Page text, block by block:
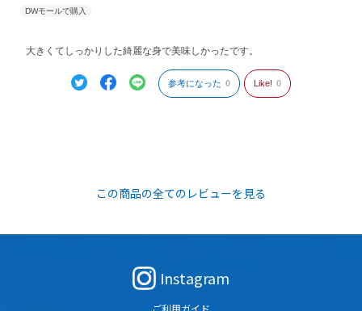
大きくてしっかりした綺麗な身で美味しかったです。
参考になった 0 Like! 0
この商品の全てのレビューを見る
Instagram
ご利用ガイド